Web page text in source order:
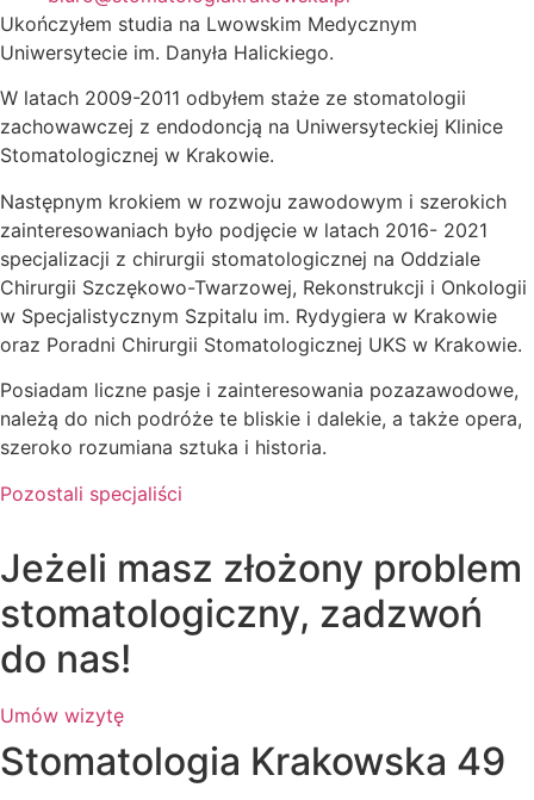
Ukończyłem studia na Lwowskim Medycznym
Uniwersytecie im. Danyła Halickiego.
W latach 2009-2011 odbyłem staże ze stomatologii
zachowawczej z endodoncją na Uniwersyteckiej Klinice
Stomatologicznej w Krakowie.
Następnym krokiem w rozwoju zawodowym i szerokich
zainteresowaniach było podjęcie w latach 2016- 2021
specjalizacji z chirurgii stomatologicznej na Oddziale
Chirurgii Szczękowo-Twarzowej, Rekonstrukcji i Onkologii
w Specjalistycznym Szpitalu im. Rydygiera w Krakowie
oraz Poradni Chirurgii Stomatologicznej UKS w Krakowie.
Posiadam liczne pasje i zainteresowania pozazawodowe,
należą do nich podróże te bliskie i dalekie, a także opera,
szeroko rozumiana sztuka i historia.
Pozostali specjaliści
Jeżeli masz złożony problem
stomatologiczny, zadzwoń
do nas!
Umów wizytę
Stomatologia Krakowska 49